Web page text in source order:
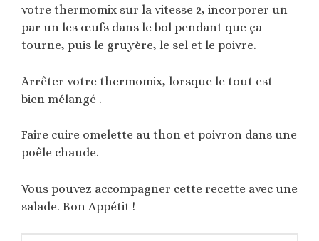
votre thermomix sur la vitesse 2, incorporer un
par un les œufs dans le bol pendant que ça
tourne, puis le gruyère, le sel et le poivre.
Arrêter votre thermomix, lorsque le tout est
bien mélangé .
Faire cuire omelette au thon et poivron dans une
poêle chaude.
Vous pouvez accompagner cette recette avec une
salade. Bon Appétit !